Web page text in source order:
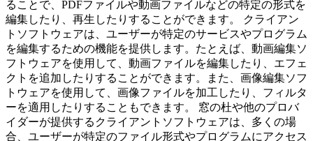
ることで、PDFファイルや動画ファイルなどの特定の形式を
編集したり、再生したりすることができます。 クライアン
トソフトウェアは、ユーザーが特定のサービスやプログラム
を編集するための機能を提供します。たとえば、動画編集ソ
フトウェアを使用して、動画ファイルを編集したり、エフェ
クトを追加したりすることができます。また、画像編集ソフ
トウェアを使用して、画像ファイルを加工したり、フィルタ
ーを適用したりすることもできます。 窓の杜や他のプロバ
イダーが提供するクライアントソフトウェアは、多くの場
合、ユーザーが特定のファイル形式やプログラムにアクセス